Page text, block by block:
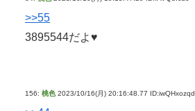
>>55
3895544だよ♥
156: 桃色 2023/10/16(月) 20:16:48.77 ID:iwQHxozqd